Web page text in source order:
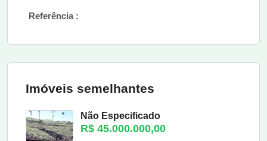
Referência :
Imóveis semelhantes
Não Especificado
R$ 45.000.000,00